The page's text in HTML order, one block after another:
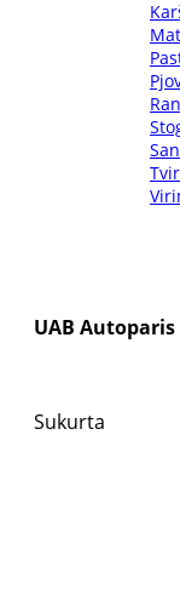
UAB Autoparis
Sukurta